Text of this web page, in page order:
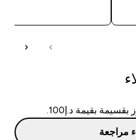
بقيمة د.إ100.
مراجعة